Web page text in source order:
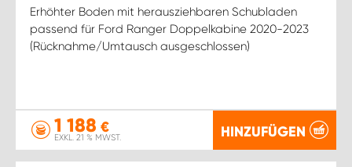
Erhöhter Boden mit herausziehbaren Schubladen
passend für Ford Ranger Doppelkabine 2020-2023
(Rücknahme/Umtausch ausgeschlossen)
1 188 €
EXKL. 21 % MWST. HINZUFÜGEN